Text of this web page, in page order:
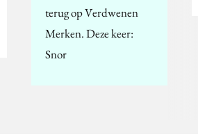
terug op Verdwenen
Merken. Deze keer:
Snor